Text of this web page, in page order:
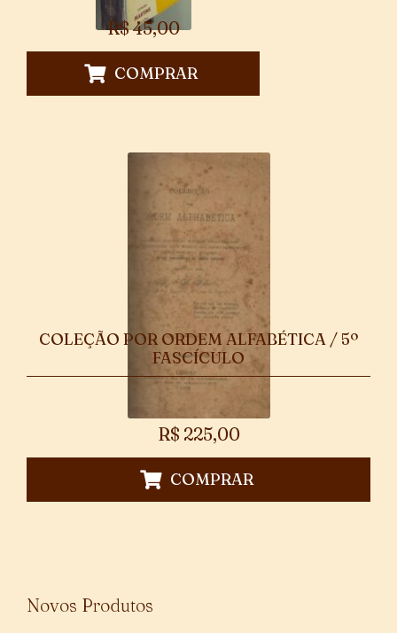
R$45,00
COMPRAR
COLEÇÃO POR ORDEM ALFABÉTICA / 5º
FASCÍCULO
R$ 225,00
COMPRAR
Novos Produtos